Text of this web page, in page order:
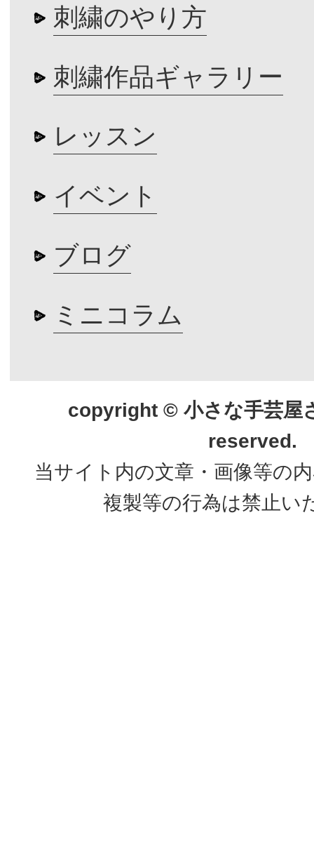
刺繍のやり方
刺繍作品ギャラリー
レッスン
イベント
ブログ
ミニコラム
copyright © 小さな手芸屋
reserved.
当サイト内の文章・画像等の
複製等の行為は禁止い